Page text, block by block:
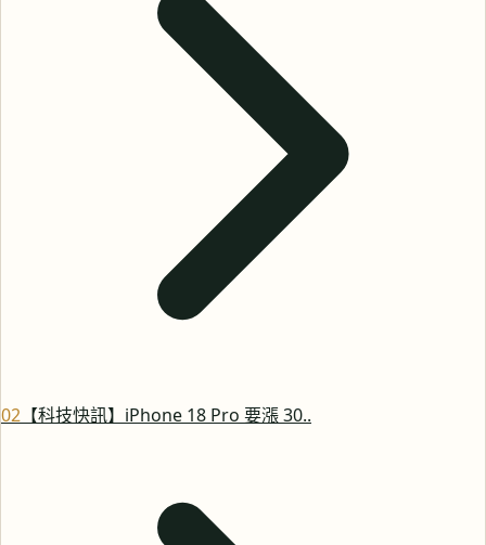
02 【科技快訊】iPhone 18 Pro 要漲 30..